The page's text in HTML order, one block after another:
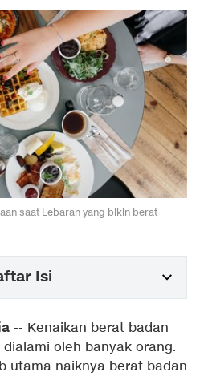
saat Lebaran yang bikin berat
Isi
-- Kenaikan berat badan
oleh banyak orang.
utama naiknya berat badan